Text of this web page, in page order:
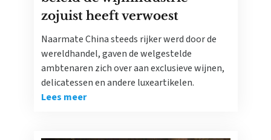
zojuist heeft verwoest
Naarmate China steeds rijker werd door de
wereldhandel, gaven de welgestelde
ambtenaren zich over aan exclusieve wijnen,
delicatessen en andere luxeartikelen.
Lees meer